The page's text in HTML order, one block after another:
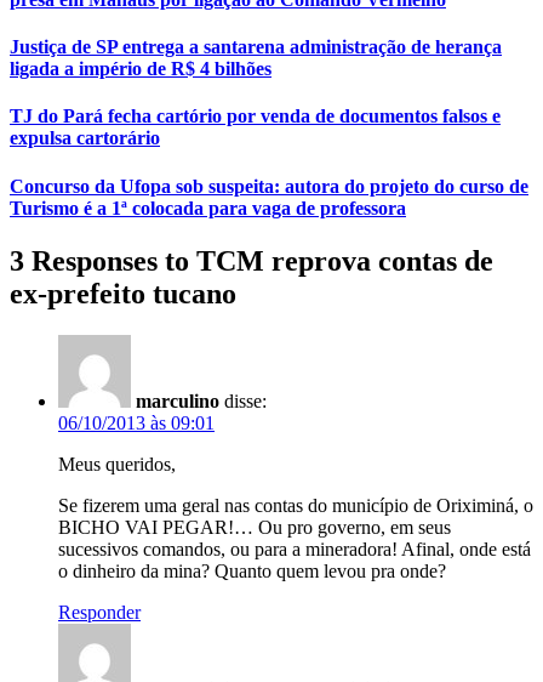
Justiça de SP entrega a santarena administração de herança
ligada a império de R$ 4 bilhões
TJ do Pará fecha cartório por venda de documentos falsos e
expulsa cartorário
Concurso da Ufopa sob suspeita: autora do projeto do curso de
Turismo é a 1ª colocada para vaga de professora
3 Responses to TCM reprova contas de
ex-prefeito tucano
marculino disse:
06/10/2013 às 09:01
Meus queridos,
Se fizerem uma geral nas contas do município de Oriximiná, o
BICHO VAI PEGAR!… Ou pro governo, em seus
sucessivos comandos, ou para a mineradora! Afinal, onde está
o dinheiro da mina? Quanto quem levou pra onde?
Responder